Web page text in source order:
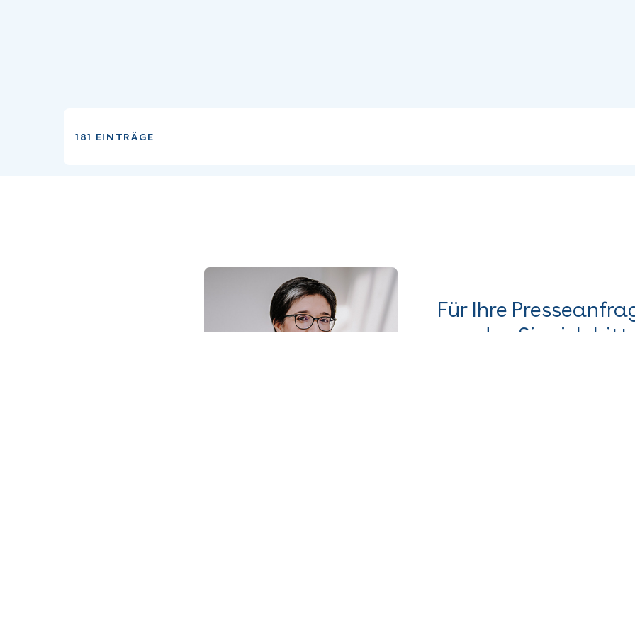
181 EINTRÄGE
Für Ihre
wenden Sie sich